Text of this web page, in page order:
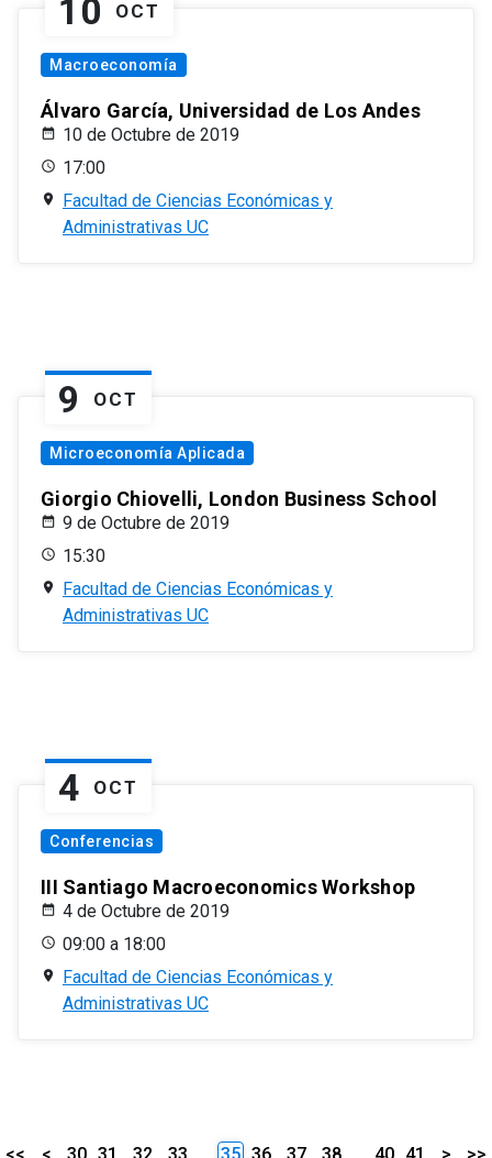
10 OCT
Macroeconomía
Álvaro García, Universidad de Los Andes
10 de Octubre de 2019
17:00
Facultad de Ciencias Económicas y
Administrativas UC
9 OCT
Microeconomía Aplicada
Giorgio Chiovelli, London Business School
9 de Octubre de 2019
15:30
Facultad de Ciencias Económicas y
Administrativas UC
4 OCT
Conferencias
III Santiago Macroeconomics Workshop
4 de Octubre de 2019
09:00 a 18:00
Facultad de Ciencias Económicas y
Administrativas UC